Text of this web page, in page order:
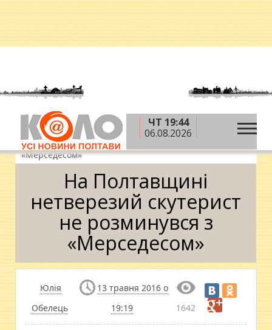
ЧТ 19:44
06.08.2026
Головна » Новини » Надзвичайні події
На
Полтавщині нетверезий скутерист не розминувся з
«Мерседесом»
На Полтавщині
нетверезий скутерист
не розминувся з
«Мерседесом»
Юлія
Обелець
13 травня 2016 о
19:19
1642